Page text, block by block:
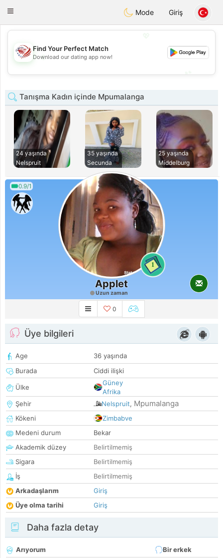
Dating
Toggle
Mode Giriş
💖
💕
Find Your Perfect Match
Download our dating app now!
Tanışma Kadın içinde Mpumalanga
24 yaşında
Nelspruit
35 yaşında
Secunda
25 yaşında
Middelburg
0.9/1
1
Applet
Uzun zaman
0
Üye bilgileri
Age
36 yaşında
Burada
Ciddi ilişki
Ülke
Güney
Afrika
Şehir
Nelspruit, Mpumalanga
Kökeni
Zimbabve
Medeni durum
Bekar
Akademik düzey
Belirtilmemiş
Sigara
Belirtilmemiş
İş
Belirtilmemiş
Arkadaşlarım
Giriş
Üye olma tarihi
Giriş
Daha fazla detay
Arıyorum
Bir erkek